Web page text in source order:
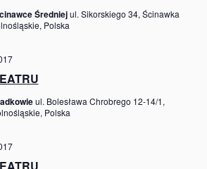
Średniejul. Sikorskiego 34, Ścinawka
Polska
ul. Bolesława Chrobrego 12-14/1,
Polska